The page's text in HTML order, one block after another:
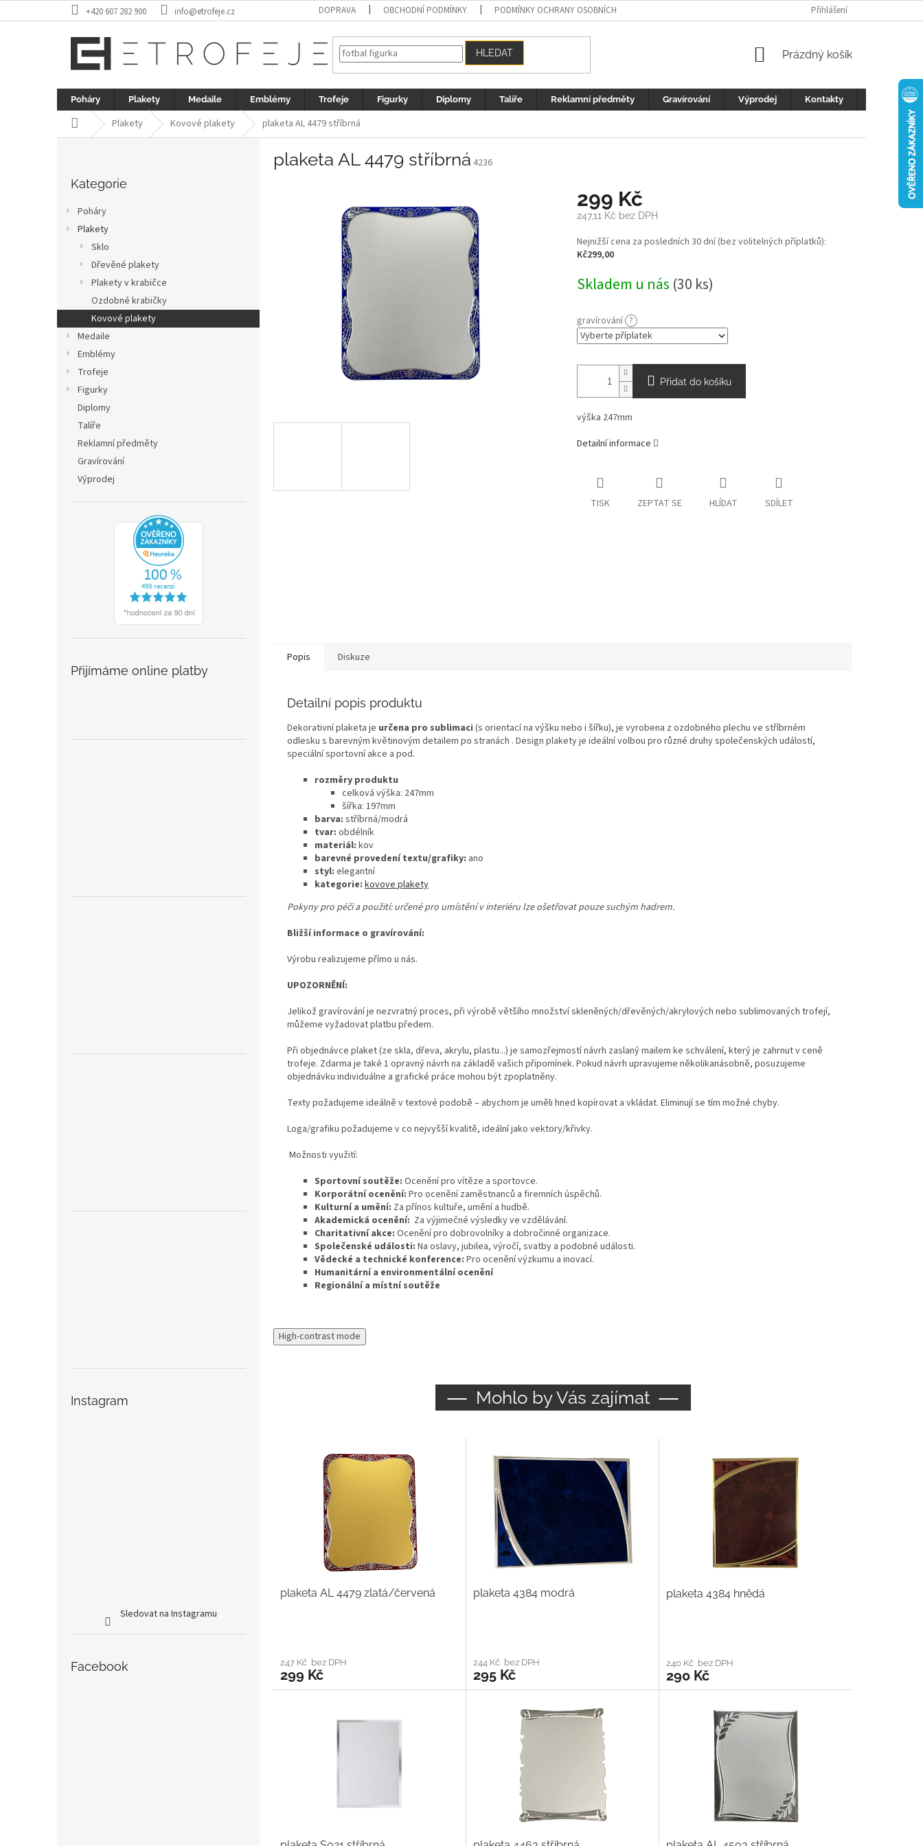
na
+420 607 282 900 info@etrofeje.cz DOPRAVA OBCHODNÍ PODMÍNKY PODMÍNKY OCHRANY OSOBNÍCH ÚDAJŮ REKLAMACE
Přihlášení
HLEDAT
NÁKUPNÍ
Prázdný košík
Poháry Plakety Medaile Emblémy Trofeje Figurky Diplomy Talíře Reklamní předměty Gravírování Výprodej Kontakty
Domů Plakety Kovové plakety plaketa AL 4479 stříbrná
n
e
kategorie
Kategorie
Poháry
Plakety
Sklo
Dřevěné plakety
Plakety v krabičce
Ozdobné krabičky
Kovové plakety
Medaile
Emblémy
Trofeje
Figurky
Diplomy
Talíře
Reklamní předměty
Gravírování
Výprodej
Přijímáme online platby
Instagram
Sledovat na Instagramu
Facebook
plaketa AL 4479 stříbrná 4236
299 Kč
247,11 Kč bez DPH
Měrná
cena:
Nejnižší cena za posledních 30 dní (bez volitelných příplatků):
Kč299,00
Skladem u nás (30 ks)
gravírování ?
Přidat do košíku
výška 247mm
Detailní informace
TISK ZEPTAT SE HLÍDAT SDÍLET
Popis Diskuze
Detailní popis produktu
Dekorativní plaketa je určena pro sublimaci (s orientací na výšku nebo i šířku), je vyrobena z ozdobného plechu ve stříbrném
odlesku s barevným květinovým detailem po stranách . Design plakety je ideální volbou pro různé druhy společenských událostí,
speciální sportovní akce a pod.
rozměry produktu
celková výška: 247mm
šířka: 197mm
barva: stříbrná/modrá
tvar: obdélník
materiál: kov
barevné provedení textu/grafiky: ano
styl: elegantní
kategorie: kovove plakety
Pokyny pro péči a použití: určené pro umístění v interiéru lze ošetřovat pouze suchým hadrem.
Bližší informace o gravírování:
Výrobu realizujeme přímo u nás.
UPOZORNĚNÍ:
Jelikož gravírování je nezvratný proces, při výrobě většího množství skleněných/dřevěných/akrylových nebo sublimovaných trofejí,
můžeme vyžadovat platbu předem.
Při objednávce plaket (ze skla, dřeva, akrylu, plastu...) je samozřejmostí návrh zaslaný mailem ke schválení, který je zahrnut v ceně
trofeje. Zdarma je také 1 opravný návrh na základě vašich připomínek. Pokud návrh upravujeme několikanásobně, posuzujeme
objednávku individuálne a grafické práce mohou být zpoplatněny.
Texty požadujeme ideálně v textové podobě – abychom je uměli hned kopírovat a vkládat. Eliminují se tím možné chyby.
Loga/grafiku požadujeme v co nejvyšší kvalitě, ideální jako vektory/křivky.
Možnosti využití:
Sportovní soutěže: Ocenění pro vítěze a sportovce.
Korporátní ocenění: Pro ocenění zaměstnanců a firemních úspěchů.
Kulturní a umění: Za přínos kultuře, umění a hudbě.
Akademická ocenění: Za výjimečné výsledky ve vzdělávání.
Charitativní akce: Ocenění pro dobrovolníky a dobročinné organizace.
Společenské události: Na oslavy, jubilea, výročí, svatby a podobné události.
Vědecké a technické konference: Pro ocenění výzkumu a inovací.
Humanitární a environmentální ocenění
Regionální a místní soutěže
High-contrast mode
Mohlo by Vás zajímat
plaketa AL 4479 zlatá/červená
247 Kč bez DPH
299 Kč
plaketa 4384 modrá
244 Kč bez DPH
295 Kč
plaketa 4384 hnědá
240 Kč bez DPH
290 Kč